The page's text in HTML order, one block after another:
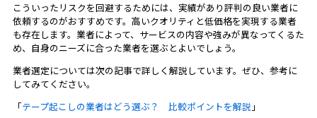
こういったリスクを回避するためには、実績があり評判の良い業者に
依頼するのがおすすめです。高いクオリティと低価格を実現する業者
も存在します。業者によって、サービスの内容や強みが異なってくるた
め、自身のニーズに合った業者を選ぶとよいでしょう。
業者選定については次の記事で詳しく解説しています。ぜひ、参考に
してみてください。
「テープ起こしの業者はどう選ぶ？ 比較ポイントを解説 」